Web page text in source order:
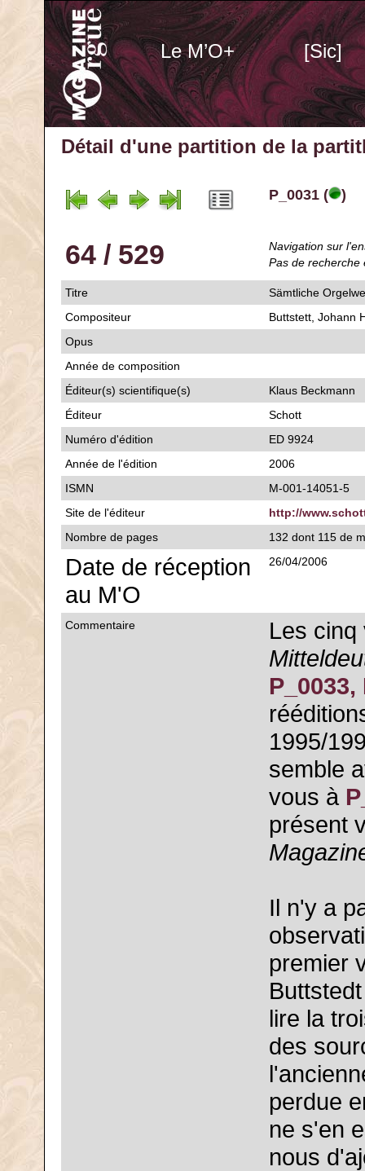
Le M’O+ [Sic]
Détail d'une partition de la
P_0031 ( )
64 / 529
Navigation sur
Pas de recherche
Titre
Sämtliche
Compositeur
Buttstett, Johann
Opus
Année de composition
Éditeur(s) scientifique(s)
Klaus Beckmann
Éditeur
Schott
Numéro d'édition
ED 9924
Année de l'édition
2006
ISMN
M-001-14051-5
Site de l'éditeur
http://
Nombre de pages
132 dont 115 de
Date de réception
au M'O
26/04/2006
Commentaire
Les cinq
P_0033,
1995/
semble
vous à
présent
Il n'y a
premier
lire la
des
perdue
ne s'en
nous